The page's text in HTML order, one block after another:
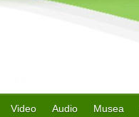
Video Audio Musea